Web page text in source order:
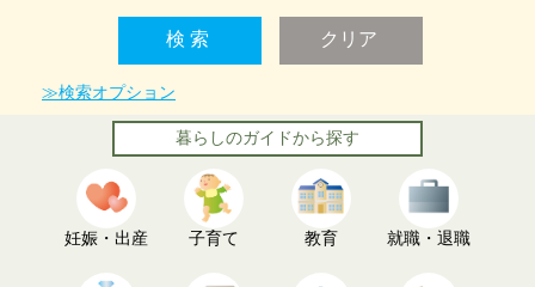
≫検索オプション
暮らしのガイドから探す
妊娠・出産 子育て 教育 就職・退職